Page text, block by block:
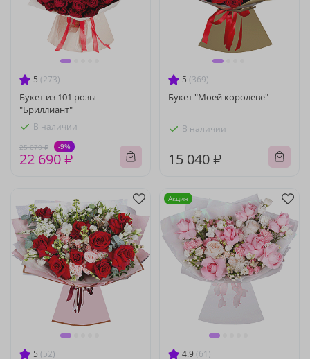
5 (273)
Букет из 101 розы
"Бриллиант"
В наличии
25 070 ₽ -9%
22 690 ₽
5 (369)
Букет "Моей королеве"
В наличии
15 040 ₽
5 (52) 4.9 (61)
Акция